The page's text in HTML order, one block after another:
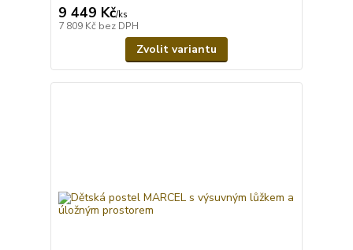
9 449 Kč/ks
7 809 Kč bez DPH
Zvolit variantu